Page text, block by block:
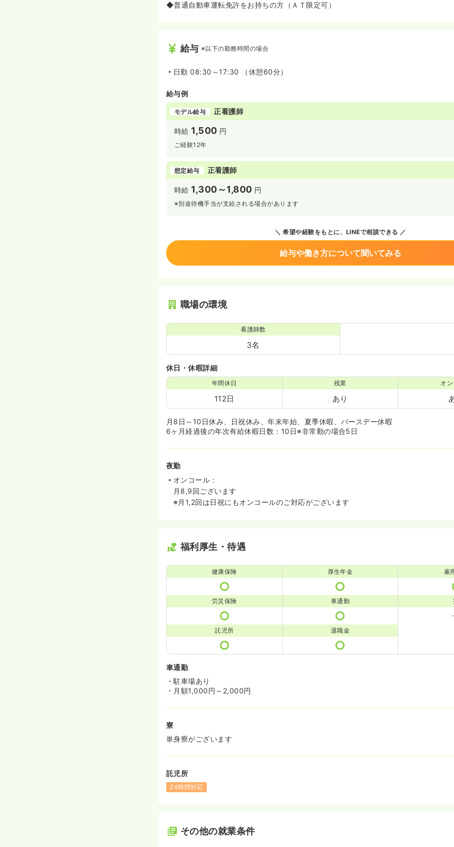
◆普通自動車運転免許をお持ちの方（ＡＴ限定可）
給与 ※以下の勤務時間の場合
日勤 08:30～17:30 （休憩60分）
給与例
モデル給与 正看護師
時給 1,500 円
ご経験12年
想定給与 正看護師
時給 1,300～1,800 円
※別途待機手当が支給される場合があります
希望や経験をもとに、LINEで相談できる
給与や働き方について聞いてみる
職場の環境
看護師数
3名
休日・休暇詳細
年間休日
112日
残業
あり
オ
月8日～10日休み、日祝休み、年末年始、夏季休暇、バースデー休暇
6ヶ月経過後の年次有給休暇日数：10日※非常勤の場合5日
夜勤
オンコール：
月8,9回ございます
※月1,2回は日祝にもオンコールのご対応がございます
福利厚生・待遇
健康保険 厚生年金 雇
労災保険 車通勤
託児所 退職金
車通勤
・駐車場あり
・月額1,000円～2,000円
寮
単身寮がございます
託児所
24時間対応
その他の就業条件